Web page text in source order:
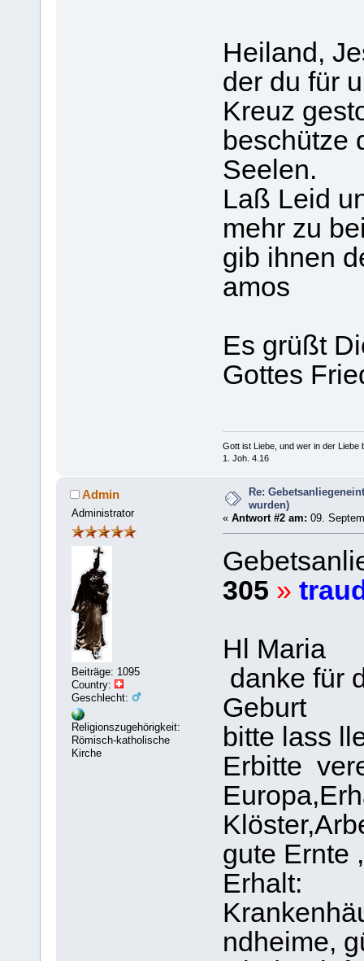
Heiland,
der du für
Kreuz
beschütze
Seelen.
Laß Leid
mehr zu
gib ihnen
amos
Es grüßt
Gottes
Gott ist Liebe, und wer in der Liebe
1. Joh. 4.16
Admin
Administrator
Beiträge: 1095
Country:
Geschlecht:
Religionszugehörigkeit:
Römisch-katholische
Kirche
Re:
wurden)
« Antwort #2 am: 09.
305 »
Hl Maria
danke für
Geburt
bitte lass
Erbitte
gute Ernte ,
Erhalt:
ndheime,